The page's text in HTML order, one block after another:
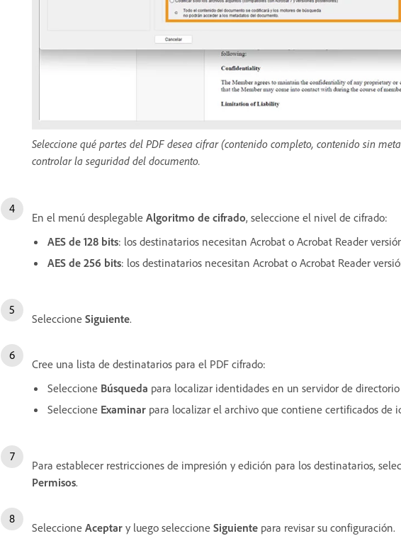
Seleccione qué partes del PDF desea cifrar (contenido completo, contenido sin
controlar la seguridad del documento.
En el menú desplegable Algoritmo de cifrado, seleccione el nivel de cifrado:
AES de 128 bits: los destinatarios necesitan Acrobat o Acrobat Reader
AES de 256 bits: los destinatarios necesitan Acrobat o Acrobat Reader
Seleccione Siguiente.
Cree una lista de destinatarios para el PDF cifrado:
Seleccione Búsqueda para localizar identidades en un servidor de
Seleccione Examinar para localizar el archivo que contiene certificados de
Para establecer restricciones de impresión y edición para los destinatarios,
Permisos.
Seleccione Aceptar y luego seleccione Siguiente para revisar su configuración.